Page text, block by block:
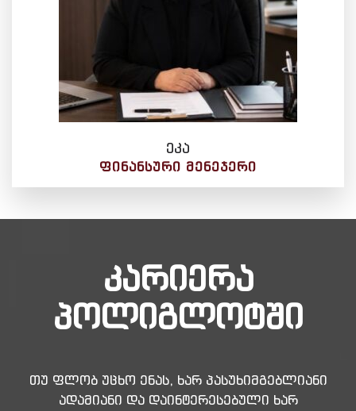
ეკა
ᲤᲘᲜᲐᲜᲡᲣᲠᲘ ᲛᲔᲜᲔᲯᲔᲠᲘ
კარიერა
პოლიგლოტში
თუ ფლობ უცხო ენას, ხარ პასუხიმგებლიანი
ადამიანი და დაინტერესებული ხარ